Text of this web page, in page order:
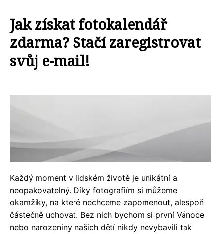
Jak získat fotokalendář
zdarma? Stačí zaregistrovat
svůj e-mail!
Každý moment v lidském životě je unikátní a
neopakovatelný. Díky fotografiím si můžeme
okamžiky, na které nechceme zapomenout, alespoň
částečně uchovat. Bez nich bychom si první Vánoce
nebo narozeniny našich dětí nikdy nevybavili tak